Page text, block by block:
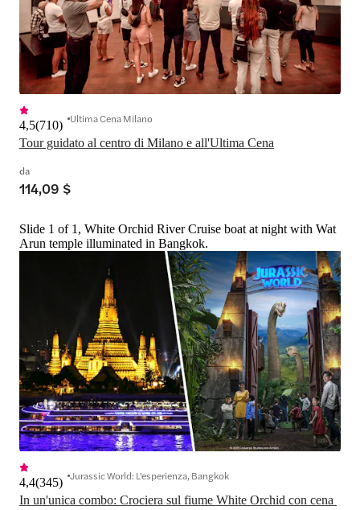
Tour guidato al centro di Milano e all'Ultima Cena
4,5(710) Ultima Cena Milano
da
114,09 $
Slide 1 of 1, White Orchid River Cruise boat at night with Wat
Arun temple illuminated in Bangkok.
In un'unica combo: Crociera sul fiume White Orchid con cena
4,4(345) Jurassic World: L'esperienza, Bangkok